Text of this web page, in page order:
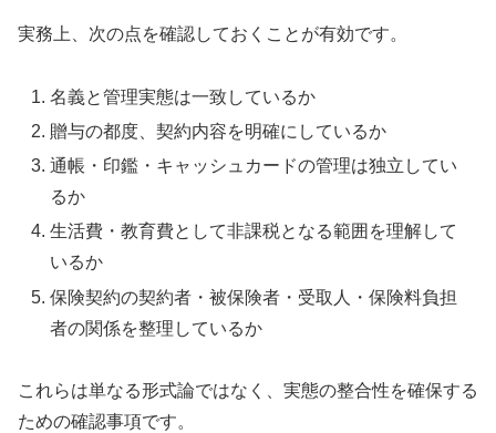
実務上、次の点を確認しておくことが有効です。
名義と管理実態は一致しているか
贈与の都度、契約内容を明確にしているか
通帳・印鑑・キャッシュカードの管理は独立してい
るか
生活費・教育費として非課税となる範囲を理解して
いるか
保険契約の契約者・被保険者・受取人・保険料負担
者の関係を整理しているか
これらは単なる形式論ではなく、実態の整合性を確保する
ための確認事項です。